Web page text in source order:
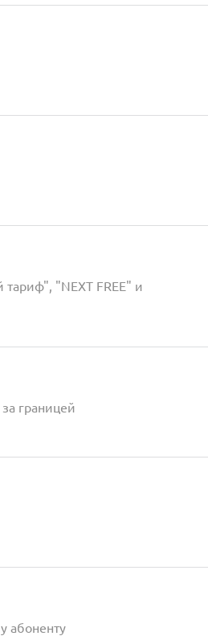
"NEXT FREE" и
границей
абоненту